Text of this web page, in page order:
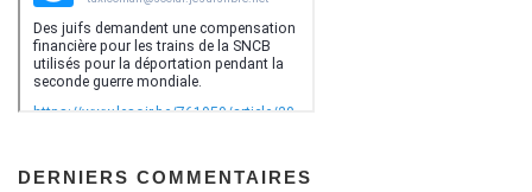
DERNIERS COMMENTAIRES